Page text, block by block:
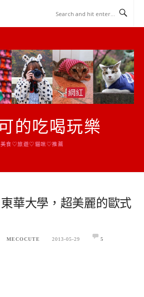
的吃喝玩樂
美食♡旅遊♡貓咪♡推薦
東華大學，超美麗的歐式
MECOCUTE 2013-05-29 5